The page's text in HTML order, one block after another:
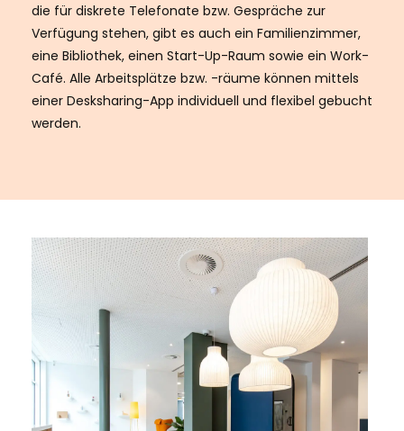
die für diskrete Telefonate bzw. Gespräche zur
Verfügung stehen, gibt es auch ein Familienzimmer,
eine Bibliothek, einen Start-Up-Raum sowie ein Work-
Café. Alle Arbeitsplätze bzw. -räume können mittels
einer Desksharing-App individuell und flexibel gebucht
werden.